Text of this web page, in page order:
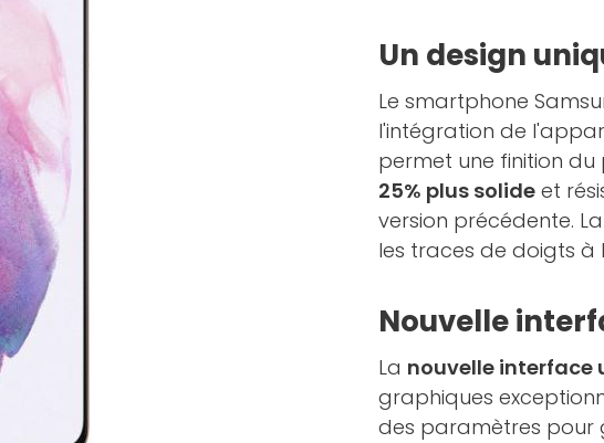
Un design
Le smartphone
l'intégration de
permet une finition du
25% plus solide et
version précédente.
les traces de doigts à
Nouvelle
La nouvelle interface
graphiques
des paramètres pour